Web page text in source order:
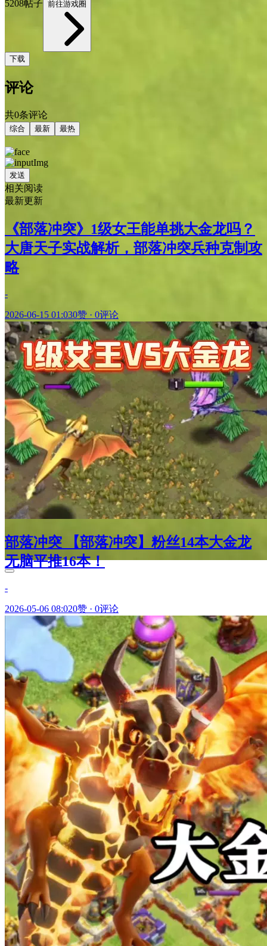
5208帖子 前往游戏圈
下载
评论
共0条评论
综合 最新 最热
发送
相关阅读
最新更新
《部落冲突》1级女王能单挑大金龙吗？
大唐天子实战解析，部落冲突兵种克制攻
略
-
2026-06-15 01:030赞 · 0评论
部落冲突 【部落冲突】粉丝14本大金龙
无脑平推16本！
-
2026-05-06 08:020赞 · 0评论